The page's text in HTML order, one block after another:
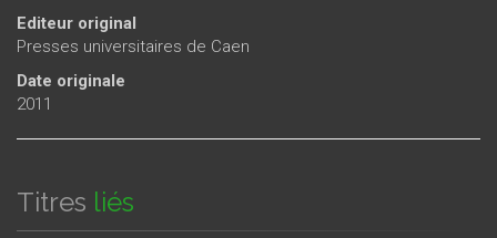
Editeur original
Presses universitaires de Caen
Date originale
2011
Titres liés